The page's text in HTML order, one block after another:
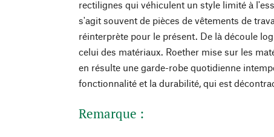
rectilignes qui véhiculent un style limité à
s'agit souvent de pièces de vêtements de
réinterprète pour le présent. De là découle
celui des matériaux. Roether mise sur les
en résulte une garde-robe quotidienne
fonctionnalité et la durabilité, qui est
Remarque :